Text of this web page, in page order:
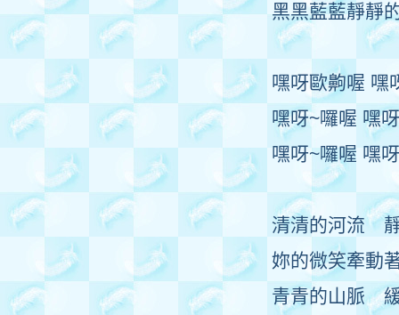
黑黑藍藍靜靜
嘿呀歐齁喔 嘿
嘿呀~囉喔 嘿
嘿呀~囉喔 嘿
清清的河流
妳的微笑牽動
青青的山脈